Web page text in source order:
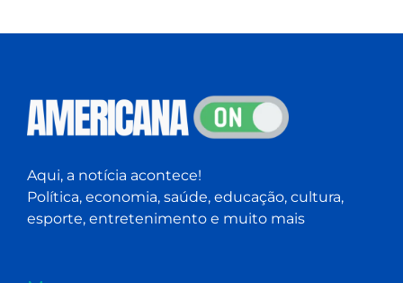
Aqui, a notícia acontece!
Política, economia, saúde, educação, cultura,
esporte, entretenimento e muito mais